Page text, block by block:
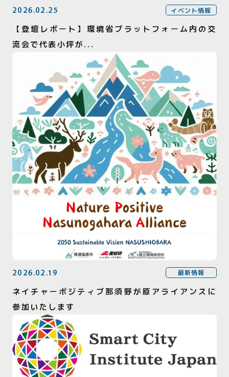
2026.02.25 イベント情報
【登壇レポート】環境省プラットフォーム内の交
流会で代表小坪が...
2026.02.19 最新情報
ネイチャーポジティブ那須野が原アライアンスに
参加いたします